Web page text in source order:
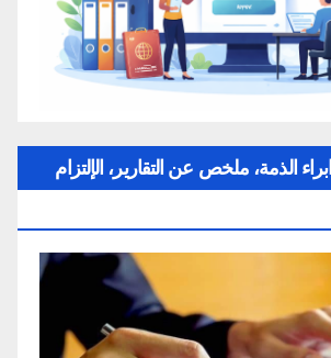
الذمة، ملخص عن التقارير، الإلتزام